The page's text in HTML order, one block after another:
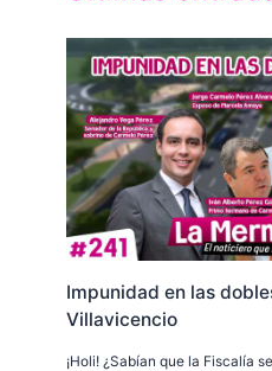
Impunidad en las
Villavicencio
¡Holi! ¿Sabían que la Fiscalía